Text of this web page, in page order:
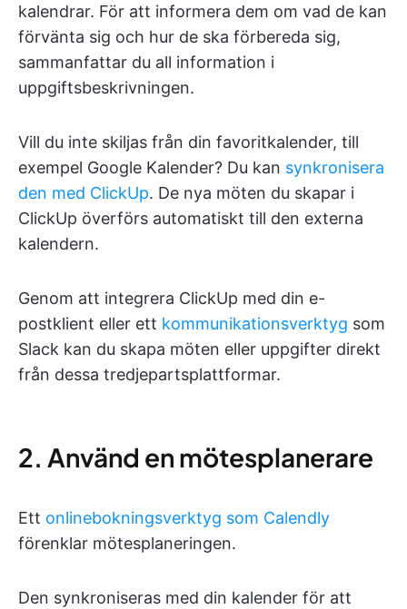
kalendrar. För att informera dem om vad de kan
förvänta sig och hur de ska förbereda sig,
sammanfattar du all information i
uppgiftsbeskrivningen.
Vill du inte skiljas från din favoritkalender, till
exempel Google Kalender? Du kan synkronisera
den med ClickUp. De nya möten du skapar i
ClickUp överförs automatiskt till den externa
kalendern.
Genom att integrera ClickUp med din e-
postklient eller ett kommunikationsverktyg som
Slack kan du skapa möten eller uppgifter direkt
från dessa tredjepartsplattformar.
2. Använd en mötesplanerare
Ett onlinebokningsverktyg som Calendly
förenklar mötesplaneringen.
Den synkroniseras med din kalender för att